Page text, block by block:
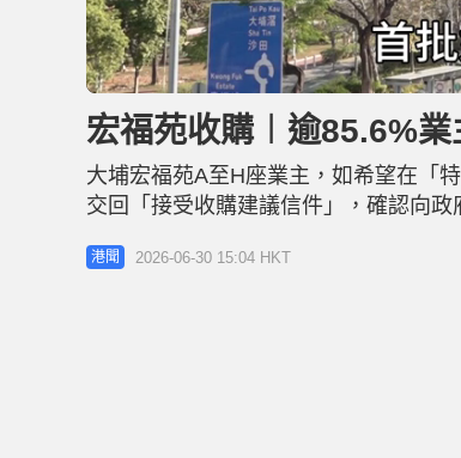
U
n
u
t
e
L
o
d
e
d
0
5
2
宏福苑收購︱逾85.6%
大埔宏福苑A至H座業主，如希望在「
交回「接受收購建議信件」，確認向
被安排在第二批次選樓。房屋局公布
購建議信件」，佔總數約85.6%。 H座
港聞 2026-06-30 15:04 HKT